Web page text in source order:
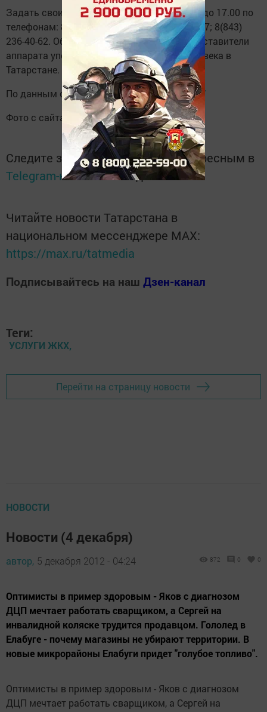
Задать свои вопросы можно будет с 10.00 до 17.00 по
телефонам: 8(843) 236-40-98; 8(843) 236-40-17; 8(843)
236-40-62. Об этом сегодня сообщают представители
аппарата уполномоченного по правам человека в
Татарстане.
По данным сайтаhttp://www.tatar-inform.ru/
Фото с сайта http://un.ua/
Следите за самым важным и интересным в
Telegram-каналеТатмедиа
Читайте новости Татарстана в
национальном мессенджере MАХ:
https://max.ru/tatmedia
Подписывайтесь на наш Дзен-канал
Теги:
УСЛУГИ ЖКХ,
Перейти на страницу новости
НОВОСТИ
Новости (4 декабря)
автор, 5 декабря 2012 - 04:24 872 0 0
Оптимисты в пример здоровым - Яков с диагнозом
ДЦП мечтает работать сварщиком, а Сергей на
инвалидной коляске трудится продавцом. Гололед в
Елабуге - почему магазины не убирают территории. В
новые микрорайоны Елабуги придет "голубое топливо".
Оптимисты в пример здоровым - Яков с диагнозом
ДЦП мечтает работать сварщиком, а Сергей на